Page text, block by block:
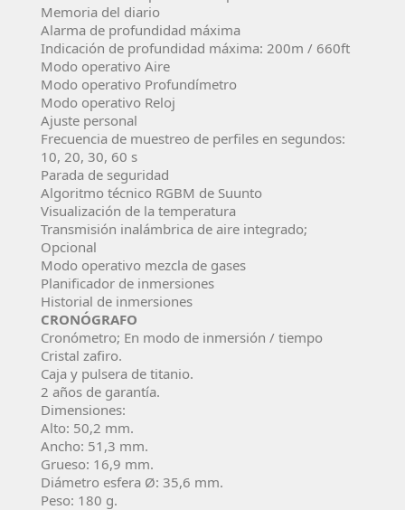
Memoria del diario
Alarma de profundidad máxima
Indicación de profundidad máxima: 200m / 660ft
Modo operativo Aire
Modo operativo Profundímetro
Modo operativo Reloj
Ajuste personal
Frecuencia de muestreo de perfiles en segundos:
10, 20, 30, 60 s
Parada de seguridad
Algoritmo técnico RGBM de Suunto
Visualización de la temperatura
Transmisión inalámbrica de aire integrado;
Opcional
Modo operativo mezcla de gases
Planificador de inmersiones
Historial de inmersiones
CRONÓGRAFO
Cronómetro; En modo de inmersión / tiempo
Cristal zafiro.
Caja y pulsera de titanio.
2 años de garantí­a.
Dimensiones:
Alto: 50,2 mm.
Ancho: 51,3 mm.
Grueso: 16,9 mm.
Diámetro esfera Ø: 35,6 mm.
Peso: 180 g.